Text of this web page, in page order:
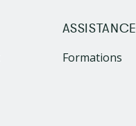
ASSISTANCE
Formations